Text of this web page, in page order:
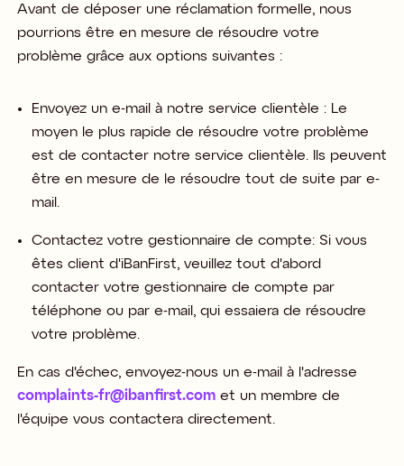
Avant de déposer une réclamation formelle, nous
pourrions être en mesure de résoudre votre
problème grâce aux options suivantes :​
Envoyez un e-mail à notre service clientèle : Le
moyen le plus rapide de résoudre votre problème
est de contacter notre service clientèle. Ils peuvent
être en mesure de le résoudre tout de suite par e-
mail.​
Contactez votre gestionnaire de compte: Si vous
êtes client d'iBanFirst, veuillez tout d'abord
contacter votre gestionnaire de compte par
téléphone ou par e-mail, qui essaiera de résoudre
votre problème. ​
En cas d'échec, envoyez-nous un e-mail à l'adresse
complaints-fr@ibanfirst.com et un membre de
l'équipe vous contactera directement.​